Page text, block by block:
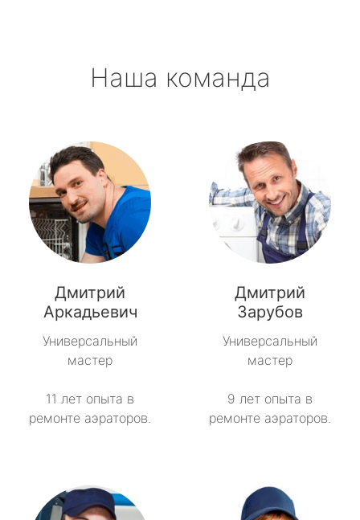
Наша команда
Дмитрий
Аркадьевич
Универсальный
мастер
11 лет опыта в
ремонте аэраторов.
Дмитрий
Зарубов
Универсальный
мастер
9 лет опыта в
ремонте аэраторов.